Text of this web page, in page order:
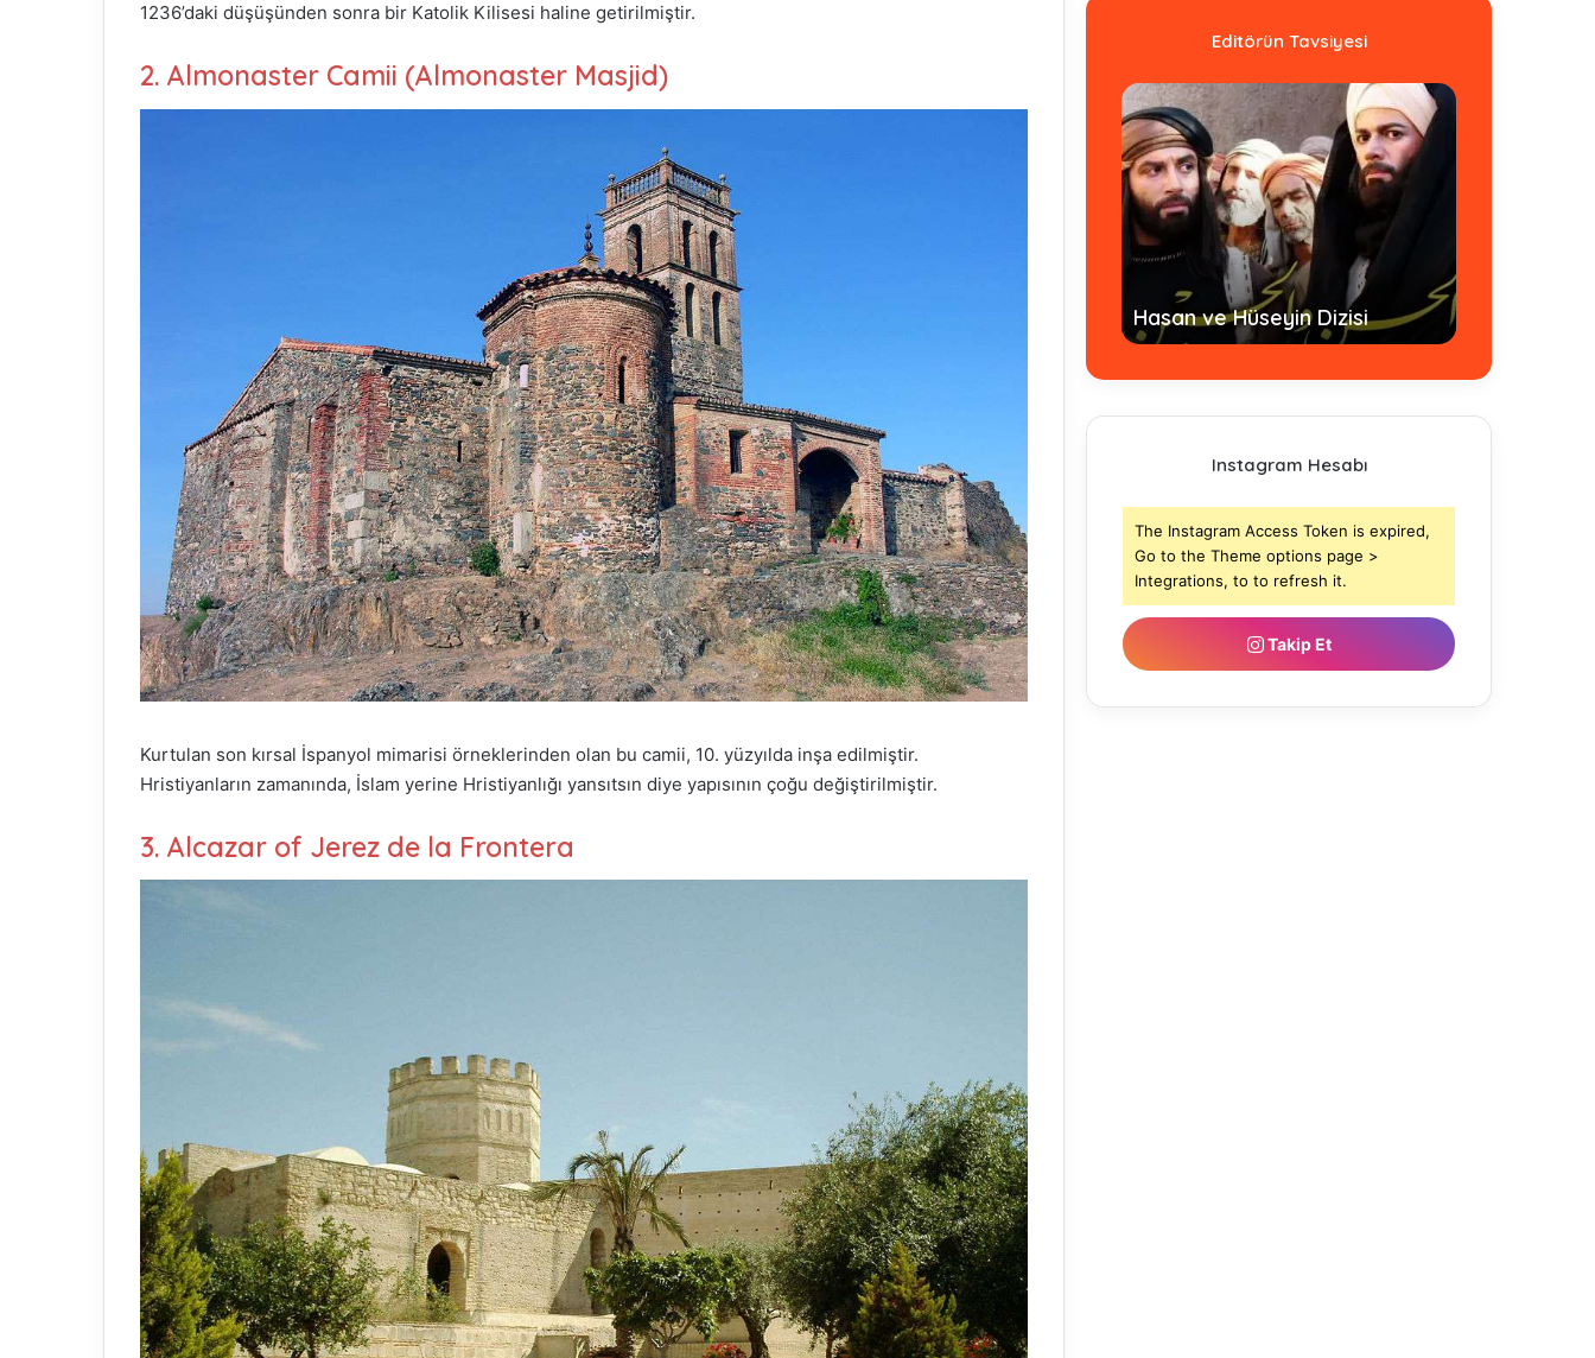
1236’daki düşüşünden sonra bir Katolik Kilisesi haline getirilmiştir.
2. Almonaster Camii (Almonaster Masjid)
Kurtulan son kırsal İspanyol mimarisi örneklerinden olan bu camii, 10. yüzyılda inşa edilmiştir.
Hristiyanların zamanında, İslam yerine Hristiyanlığı yansıtsın diye yapısının çoğu değiştirilmiştir.
3. Alcazar of Jerez de la Frontera
Editörün Tavsiyesi
Bakara Suresi Tefsiri -
Nouman Ali Khan
Hz. Ömer Dizisi Türkçe Altyazılı
- Tamamı
Instagram Hesabı
The Instagram Access Token is expired,
Go to the Theme options page >
Integrations, to to refresh it.
Takip Et